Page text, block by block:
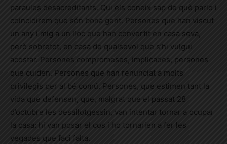
paraules desacreditants. Qui els coneix sap de què parlo i
coincidirem que són bona gent. Persones que han viscut
un any i mig a un lloc que han convertit en casa seva,
però sobretot, en casa de qualsevol que s’hi vulgui
acostar. Persones compromeses, implicades, persones
que cuiden. Persones que han renunciat a molts
privilegis per al bé comú. Persones, que estimen tant la
vida que defensen, que, malgrat que el passat 28
d’octubre les desallotgessin, van intentar tornar a ocupar
la casa: hi van posar el cos i ho tornarien a fer les
vegades que faci falta.